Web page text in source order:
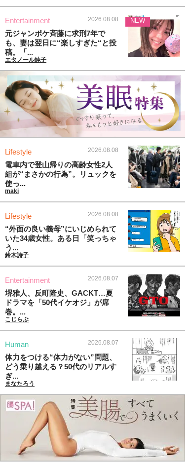
Entertainment 2026.08.08
元ジャンポケ斉藤に求刑7年で
も、妻は翌日に“楽しすぎた“と投
稿。「...
エタノール純子
NEW
Lifestyle 2026.08.08
電車内で登山帰りの高齢女性2人
組が“まさかの行為”。リュックを
使っ...
maki
Lifestyle 2026.08.08
“外面の良い義母”にいじめられて
いた34歳女性。ある日「笑っちゃ
う...
鈴木詩子
Entertainment 2026.08.07
堺雅人、反町隆史、GACKT…夏
ドラマを「50代イケオジ」が席
巻。...
こじらぶ
Human 2026.08.07
体力をつける“体力がない”問題、
どう乗り越える？50代のリアルす
ぎ...
まなたろう